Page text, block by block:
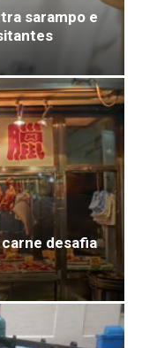
sarampo e
desafia